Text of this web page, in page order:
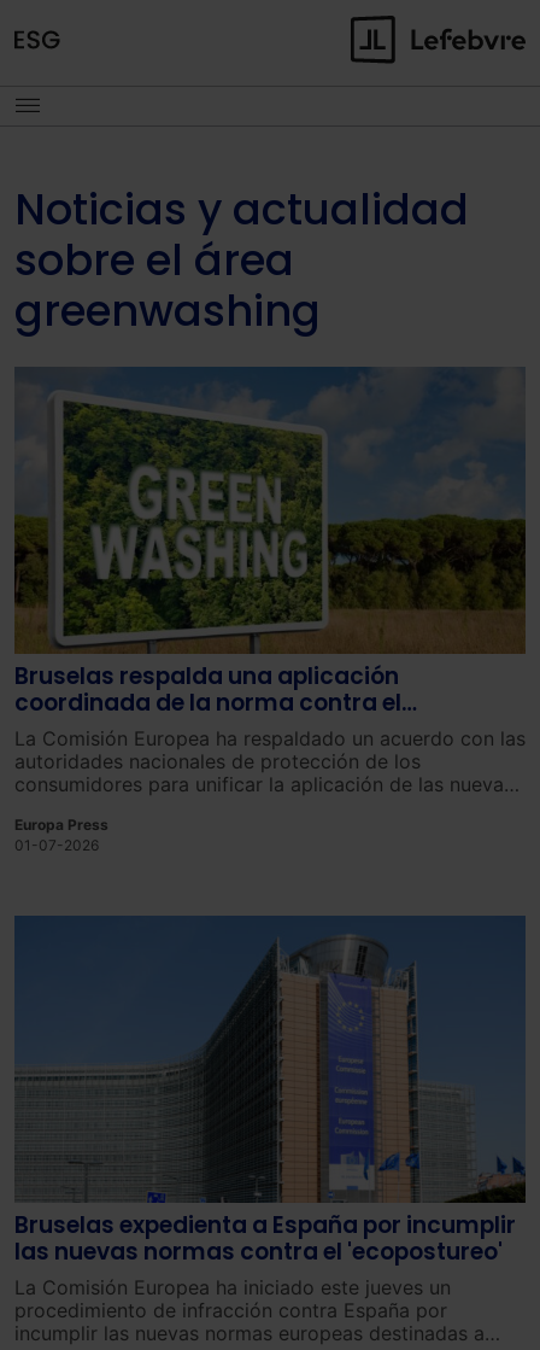
Noticias y actualidad
sobre el área
greenwashing
Bruselas respalda una aplicación
coordinada de la norma contra el
'greenwashing' en toda la UE
La Comisión Europea ha respaldado un acuerdo con las
autoridades nacionales de protección de los
consumidores para unificar la aplicación de las nuevas
‘greenwashing’, de forma que su entrada en vigor se
produzca de manera homogénea en toda la Unión
Europa Press
01-07-2026
Bruselas expedienta a España por incumplir
las nuevas normas contra el 'ecopostureo'
La Comisión Europea ha iniciado este jueves un
procedimiento de infracción contra España por
incumplir las nuevas normas europeas destinadas a